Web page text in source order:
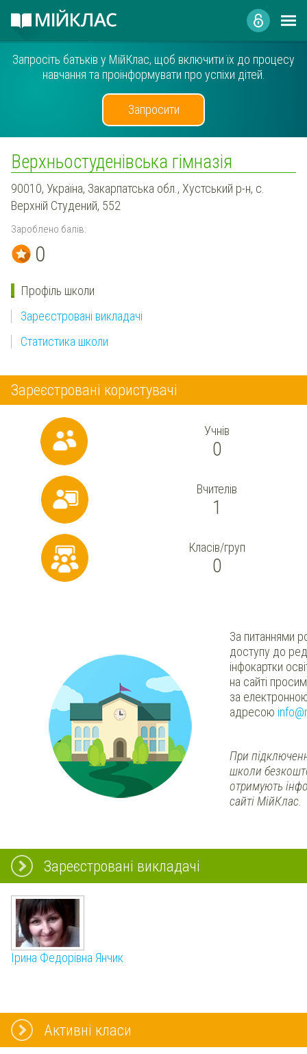
Запросіть батьків у МійКлас, щоб включити їх до процесу
навчання та проінформувати про успіхи дітей.
Запросити
Верхньостуденівська гімназія
90010, Україна, Закарпатська обл., Хустський р-н, с.
Верхній Студений, 552
Зароблено балів:
0
Профіль школи
Зареєстровані викладачі
Статистика школи
Зареєстровані користувачі
Учнів
0
Вчителів
1
Класів/груп
0
За питаннями
доступу до
інфокартки
на сайті
за
адресою
При
школи
отримують
сайті МійКлас.
Зареєстровані викладачі
Ірина Федорівна Янчик
Активні класи